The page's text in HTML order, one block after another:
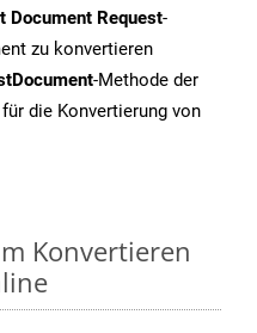
Document Request-
zu konvertieren
-Methode der
die Konvertierung von
Konvertieren